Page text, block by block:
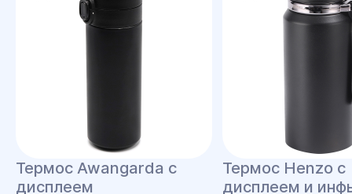
Термос Awangarda c
дисплеем
Термос Henzo с
дисплеем и